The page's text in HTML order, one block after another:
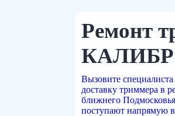
Ремонт
КАЛИБР
Вызовите
доставку триммера в
ближнего
поступают напрямую